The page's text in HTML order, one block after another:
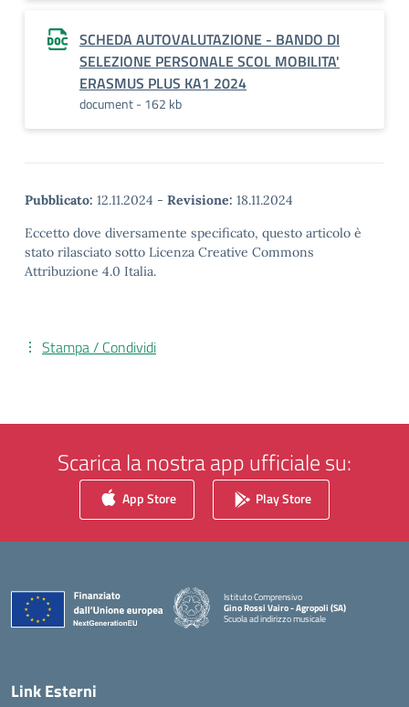
SCHEDA AUTOVALUTAZIONE - BANDO DI
SELEZIONE PERSONALE SCOL MOBILITA'
ERASMUS PLUS KA1 2024
document - 162 kb
Pubblicato: 12.11.2024 - Revisione: 18.11.2024
Eccetto dove diversamente specificato, questo articolo è
stato rilasciato sotto Licenza Creative Commons
Attribuzione 4.0 Italia.
Stampa / Condividi
Scarica la nostra app ufficiale su:
App Store Play Store
Istituto Comprensivo
Gino Rossi Vairo - Agropoli (SA)
Scuola ad indirizzo musicale
Link Esterni